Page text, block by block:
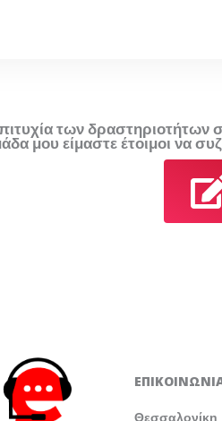
των
μου είμαστε έτοιμοι να
Θεσσαλονίκη